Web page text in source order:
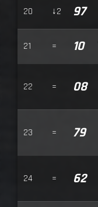
20 ↓2 97
21 = 10
22 = 08
23 = 79
24 = 62